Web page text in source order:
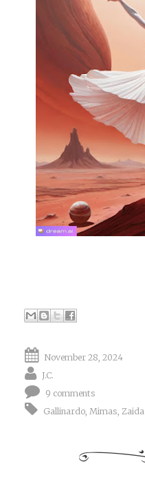
November 28, 2024
J.C.
9 comments
Gallinardo, Mimas, Zaida